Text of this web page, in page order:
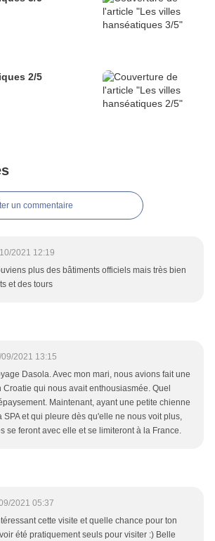
2/5
un commentaire
2021 12:19
plus des bâtiments officiels mais très bien
et des tours
2021 13:15
Dasola. Avec mon mari, nous avions fait une
Croatie qui nous avait enthousiasmée. Quel
Maintenant, ayant une petite chienne
SPA et qui pleure dès qu'elle ne nous voit plus,
se feront avec elle et se limiteront à la France.
2021 05:37
cette visite et quelle chance pour ton
été pratiquement seuls pour visiter :) Belle